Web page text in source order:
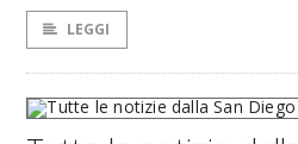
LEGGI